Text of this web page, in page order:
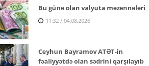
Bu günə olan valyuta məzənnələri
11:32 / 04.08.2026
Ceyhun Bayramov ATƏT-in
fəaliyyətdə olan sədrini qarşılayıb